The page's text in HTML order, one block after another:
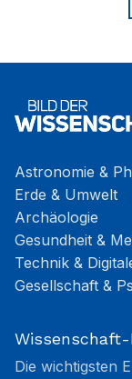
Astronomie &
Erde & Umwelt
Archäologie
Gesundheit &
Technik &
Gesellschaft &
Die wichtigsten